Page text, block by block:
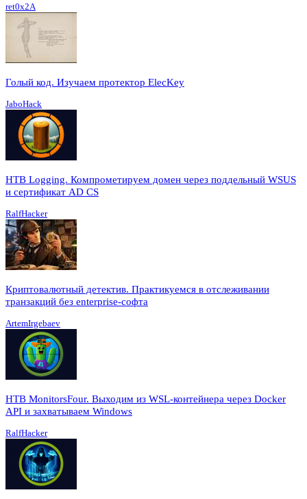
ret0x2A
Голый код. Изучаем протектор ElecKey
JaboHack
HTB Logging. Компрометируем домен через поддельный WSUS
и сертификат AD CS
RalfHacker
Криптовалютный детектив. Практикуемся в отслеживании
транзакций без enterprise-софта
ArtemIrgebaev
HTB MonitorsFour. Выходим из WSL-контейнера через Docker
API и захватываем Windows
RalfHacker